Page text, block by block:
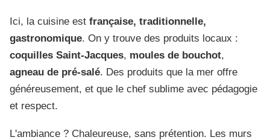
Ici, la cuisine est française, traditionnelle,
gastronomique. On y trouve des produits locaux :
coquilles Saint-Jacques, moules de bouchot,
agneau de pré-salé. Des produits que la mer offre
généreusement, et que le chef sublime avec pédagogie
et respect.
L'ambiance ? Chaleureuse, sans prétention. Les murs